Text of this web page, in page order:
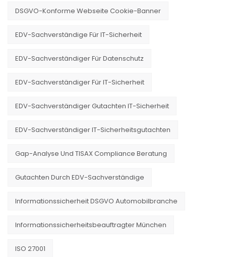
DSGVO-Konforme Webseite Cookie-Banner
EDV-Sachverständige Für IT-Sicherheit
EDV-Sachverständiger Für Datenschutz
EDV-Sachverständiger Für IT-Sicherheit
EDV-Sachverständiger Gutachten IT-Sicherheit
EDV-Sachverständiger IT-Sicherheitsgutachten
Gap-Analyse Und TISAX Compliance Beratung
Gutachten Durch EDV-Sachverständige
Informationssicherheit DSGVO Automobilbranche
Informationssicherheitsbeauftragter München
ISO 27001